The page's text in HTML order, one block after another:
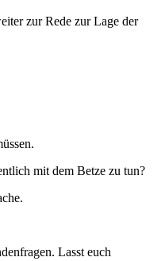
zur Rede zur Lage der
mit dem Betze zu tun?
Lasst euch